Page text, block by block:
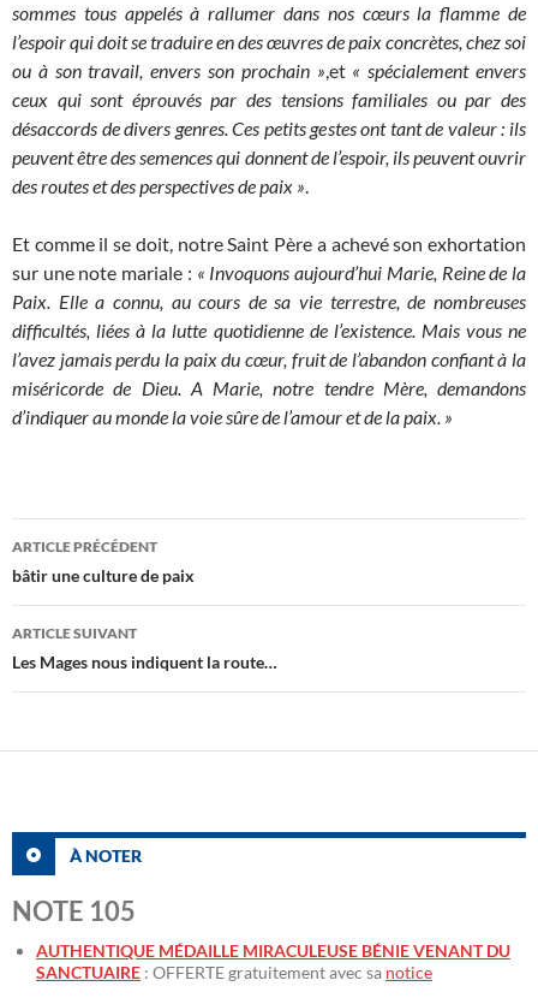
sommes tous appelés à rallumer dans nos cœurs la flamme de
l’espoir qui doit se traduire en des œuvres de paix concrètes, chez soi
ou à son travail, envers son prochain »,et« spécialement envers
ceux qui sont éprouvés par des tensions familiales ou par des
désaccords de divers genres. Ces petits gestes ont tant de valeur : ils
peuvent être des semences qui donnent de l’espoir, ils peuvent ouvrir
des routes et des perspectives de paix ».
Et comme il se doit, notre Saint Père a achevé son exhortation
sur une note mariale : « Invoquons aujourd’hui Marie, Reine de la
Paix. Elle a connu, au cours de sa vie terrestre, de nombreuses
difficultés, liées à la lutte quotidienne de l’existence. Mais vous ne
l’avez jamais perdu la paix du cœur, fruit de l’abandon confiant à la
miséricorde de Dieu. A Marie, notre tendre Mère, demandons
d’indiquer au monde la voie sûre de l’amour et de la paix. »
Navigation
des
articles
ARTICLE PRÉCÉDENT
bâtir une culture de paix
ARTICLE SUIVANT
Les Mages nous indiquent la route…
À NOTER
NOTE 105
AUTHENTIQUE MÉDAILLE MIRACULEUSE BÉNIE VENANT DU
SANCTUAIRE : OFFERTE gratuitement avec sa notice